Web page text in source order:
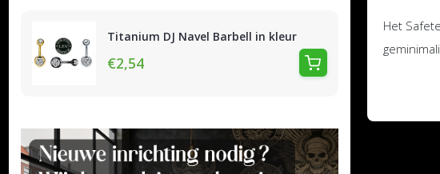
Titanium DJ Navel Barbell in kleur
€2,54
Het